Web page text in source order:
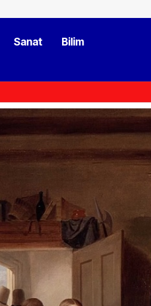
Sanat Bilim